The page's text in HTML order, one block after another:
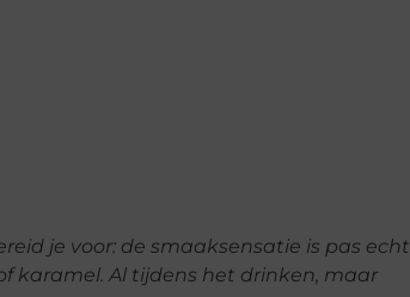
je voor: de smaaksensatie is pas echt
karamel. Al tijdens het drinken, maar